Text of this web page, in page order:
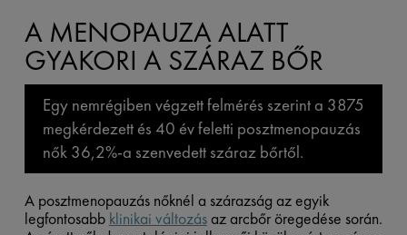
A MENOPAUZA ALATT
GYAKORI A SZÁRAZ BŐR
Egy nemrégiben végzett felmérés szerint a 3875
megkérdezett és 40 év feletti posztmenopauzás
nők 36,2%-a szenvedett száraz bőrtől.
A posztmenopauzás nőknél a szárazság az egyik
legfontosabb klinikai változásaz arcbőr öregedése során.